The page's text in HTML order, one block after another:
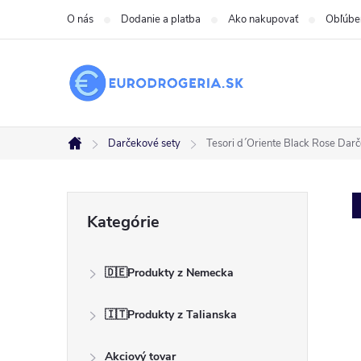
O nás Dodanie a platba Ako nakupovať
Domov
Darčekové sety Tesori d´Oriente Black Rose
kategórie
Kategórie
🇩🇪Produkty z Nemecka
🇮🇹Produkty z Talianska
Akciový tovar